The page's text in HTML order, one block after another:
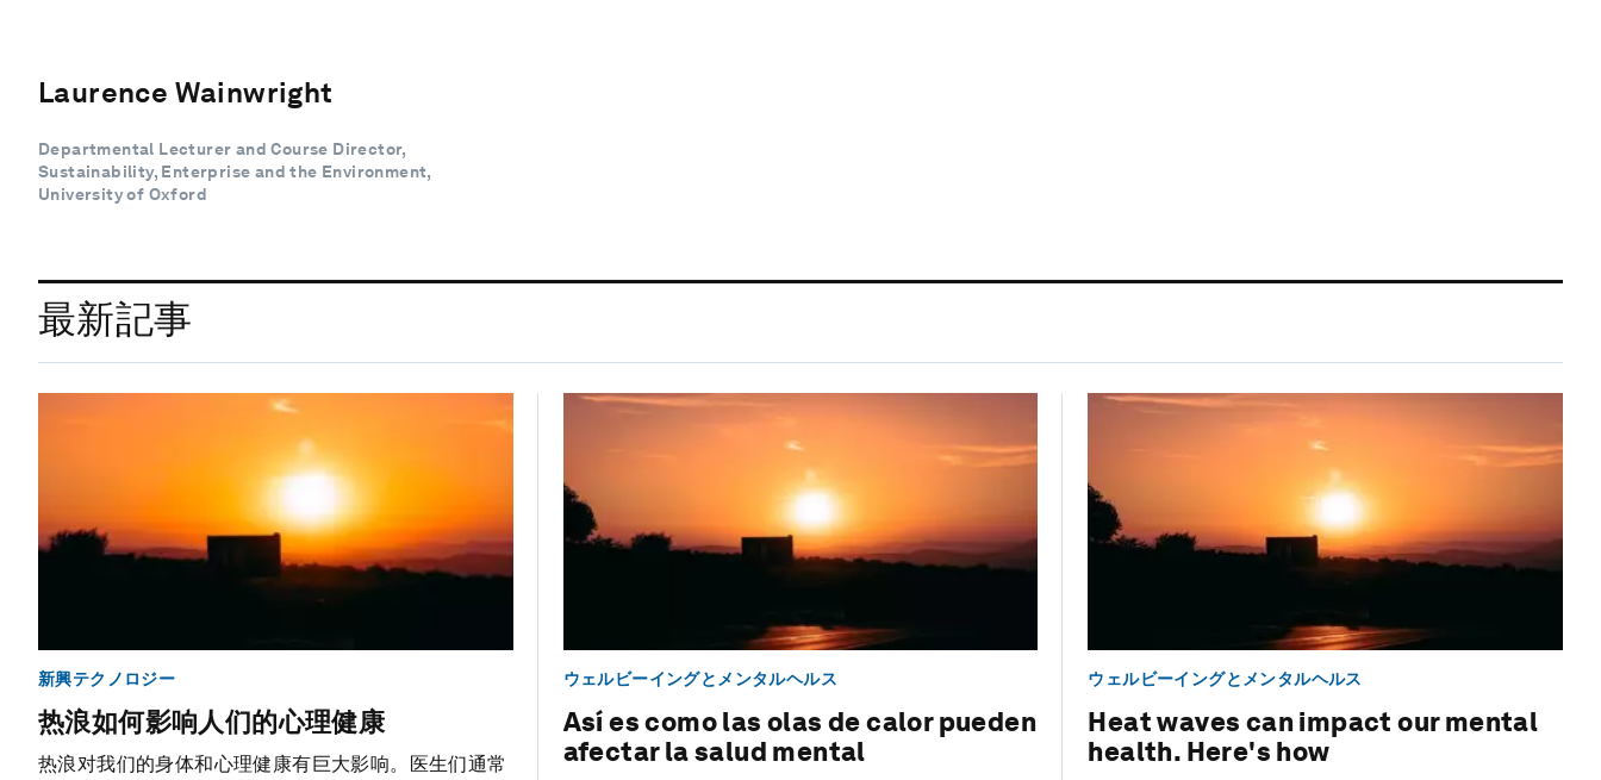
Laurence Wainwright
Departmental Lecturer and Course Director,
Sustainability, Enterprise and the Environment,
University of Oxford
最新記事
新興テクノロジー
热浪如何影响人们的心理健康
热浪对我们的身体和心理健康有巨大影响。医生们通常
ウェルビーイングとメンタルヘルス
Así es como las olas de calor pueden
afectar la salud mental
ウェルビーイングとメンタルヘルス
Heat waves can impact our mental
health. Here's how